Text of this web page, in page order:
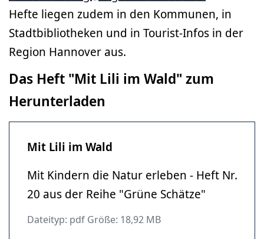
Hefte liegen zudem in den Kommunen, in
Stadtbibliotheken und in Tourist-Infos in der
Region Hannover aus.
Das Heft "Mit Lili im Wald" zum
Herunterladen
Mit Lili im Wald
Mit Kindern die Natur erleben - Heft Nr.
20 aus der Reihe "Grüne Schätze"
Dateityp: pdf Größe: 18,92 MB